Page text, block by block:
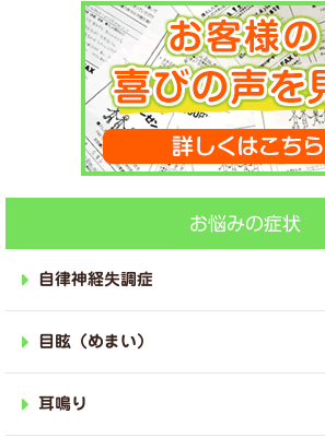
お悩みの症状
自律神経失調症
目眩（めまい）
耳鳴り